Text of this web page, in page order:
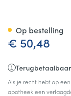
€ 50,48
Terugbetaalbaar
Als je recht hebt op
apotheek een
Op bestelling